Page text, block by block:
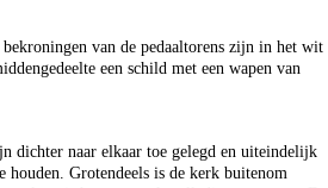
van de pedaaltorens zijn in het wit
een schild met een wapen van
dichter naar elkaar toe gelegd en uiteindelijk
houden. Grotendeels is de kerk buitenom